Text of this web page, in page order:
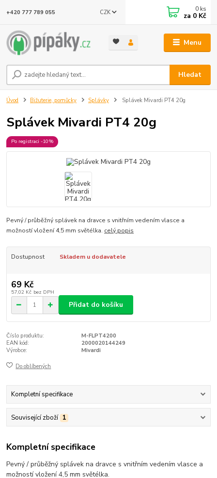
Menu
CZK
Hledat
+420 777 789 055 0 ks
za 0 Kč
Úvod Bižuterie, pomůcky Splávky Splávek Mivardi PT4 20g
Splávek Mivardi PT4 20g
Po registraci -10%
Pevný / průběžný splávek na dravce s vnitřním vedením vlasce a
možností vložení 4,5 mm světélka. celý popis
Dostupnost Skladem u dodavatele
69 Kč
57,02 Kč bez DPH
Přidat do košíku
Číslo produktu:
M-FLPT4200
EAN kód:
2000020144249
Výrobce:
Mivardi
Do oblíbených
Kompletní specifikace
Související zboží 1
Kompletní specifikace
Pevný / průběžný splávek na dravce s vnitřním vedením vlasce a
možností vložení 4,5 mm světélka.